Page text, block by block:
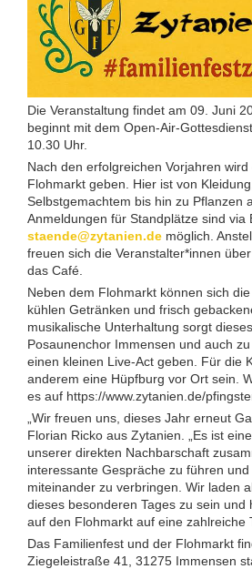
Die Veranstaltung findet am 09. Juni
beginnt mit dem Open-Air-
10.30 Uhr.
Nach den erfolgreichen Vorjahren
Flohmarkt geben. Hier ist von
Selbstgemachtem bis hin zu Pflanzen
Anmeldungen für Standplätze sind via
staende@zytanien.de möglich.
freuen sich die Veranstalter*innen
das Café.
Neben dem Flohmarkt können sich
kühlen Getränken und frisch
musikalische Unterhaltung sorgt
Posaunenchor Immensen und auch
einen kleinen Live-Act geben. Für die
anderem eine Hüpfburg vor Ort sein.
es auf https://www.zytanien.de/
„Wir freuen uns, dieses Jahr erneut
Florian Ricko aus Zytanien. „Es ist
unserer direkten Nachbarschaft
interessante Gespräche zu führen
miteinander zu verbringen. Wir laden
dieses besonderen Tages zu sein und
auf den Flohmarkt auf eine zahlreiche
Das Familienfest und der Flohmarkt
Ziegeleistraße 41, 31275 Immensen